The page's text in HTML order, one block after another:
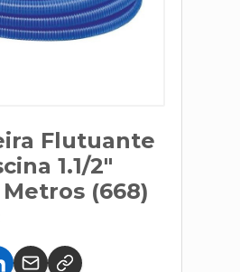
Flutuante
1.1/2"
(668)